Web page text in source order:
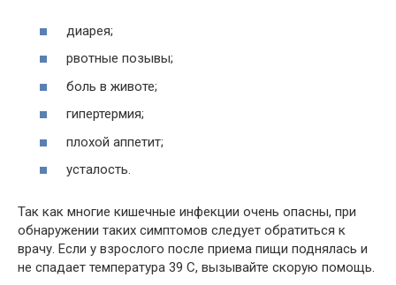
диарея;
рвотные позывы;
боль в животе;
гипертермия;
плохой аппетит;
усталость.
Так как многие кишечные инфекции очень опасны, при
обнаружении таких симптомов следует обратиться к
врачу. Если у взрослого после приема пищи поднялась и
не спадает температура 39 С, вызывайте скорую помощь.